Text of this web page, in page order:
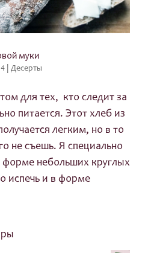
муки
| Десерты
для тех, кто следит за
питается. Этот хлеб из
легким, но в то
не съешь. Я специально
форме небольших круглых
испечь и в форме